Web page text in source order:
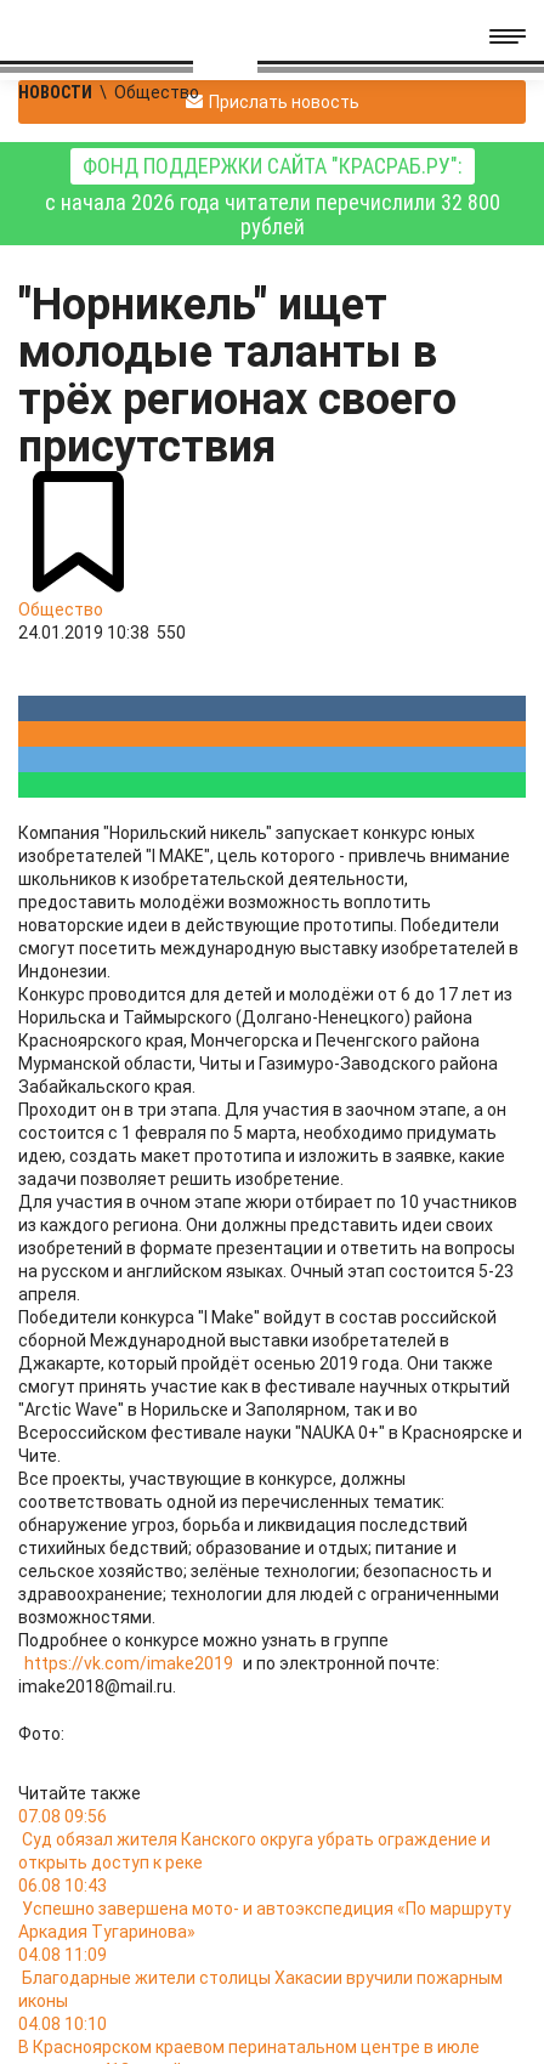
НОВОСТИ \ Общество Прислать новость
ФОНД ПОДДЕРЖКИ САЙТА "КРАСРАБ.РУ":
с начала 2026 года читатели перечислили 32 800
рублей
"Норникель" ищет
молодыe таланты в
трёх регионах своего
присутствия
Общество
24.01.2019 10:38 550
Компания "Норильский никель" запускает конкурс юных
изобретателей "I MAKE", цель которого - привлечь внимание
школьников к изобретательской деятельности,
предоставить молодёжи возможность воплотить
новаторские идеи в действующие прототипы. Победители
смогут посетить международную выставку изобретателей в
Индонезии.
Конкурс проводится для детей и молодёжи от 6 до 17 лет из
Норильска и Таймырского (Долгано-Ненецкого) района
Красноярского края, Мончегорска и Печенгского района
Мурманской области, Читы и Газимуро-Заводского района
Забайкальского края.
Проходит он в три этапа. Для участия в заочном этапе, а он
состоится с 1 февраля по 5 марта, необходимо придумать
идею, создать макет прототипа и изложить в заявке, какие
задачи позволяет решить изобретение.
Для участия в очном этапе жюри отбирает по 10 участников
из каждого региона. Они должны представить идеи своих
изобретений в формате презентации и ответить на вопросы
на русском и английском языках. Очный этап состоится 5-23
апреля.
Победители конкурса "I Make" войдут в состав российской
сборной Международной выставки изобретателей в
Джакарте, который пройдёт осенью 2019 года. Они также
смогут принять участие как в фестивале научных открытий
"Arctic Wave" в Норильске и Заполярном, так и во
Всероссийском фестивале науки "NAUKA 0+" в Красноярске и
Чите.
Все проекты, участвующие в конкурсе, должны
соответствовать одной из перечисленных тематик:
обнаружение угроз, борьба и ликвидация последствий
стихийных бедствий; образование и отдых; питание и
сельское хозяйство; зелёные технологии; безопасность и
здравоохранение; технологии для людей с ограниченными
возможностями.
Подробнее о конкурсе можно узнать в группе
https://vk.com/imake2019 и по электронной почте:
imake2018@mail.ru.
Фото:
Читайте также
07.08 09:56
Суд обязал жителя Канского округа убрать ограждение и
открыть доступ к реке
06.08 10:43
Успешно завершена мото- и автоэкспедиция «По маршруту
Аркадия Тугаринова»
04.08 11:09
Благодарные жители столицы Хакасии вручили пожарным
иконы
04.08 10:10
В Красноярском краевом перинатальном центре в июле